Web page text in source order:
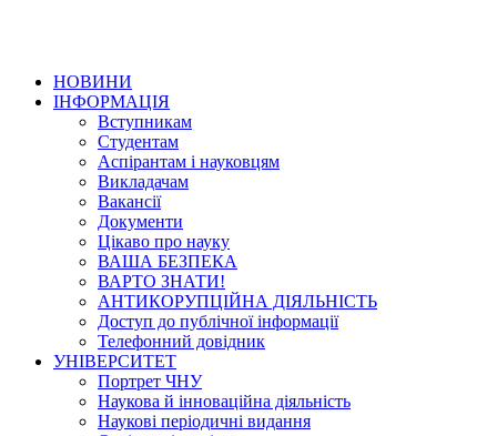
НОВИНИ
ІНФОРМАЦІЯ
Вступникам
Студентам
Аспірантам і науковцям
Викладачам
Вакансії
Документи
Цікаво про науку
ВАША БЕЗПЕКА
ВАРТО ЗНАТИ!
АНТИКОРУПЦІЙНА ДІЯЛЬНІСТЬ
Доступ до публічної інформації
Телефонний довідник
УНІВЕРСИТЕТ
Портрет ЧНУ
Наукова й інноваційна діяльність
Наукові періодичні видання